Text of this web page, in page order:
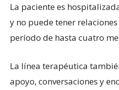
La paciente es
y no puede tener
período de hasta cuatro
La línea terapéutica
apoyo, conversaciones y